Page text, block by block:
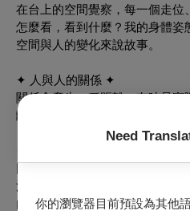
Need
你的瀏覽器目前預設為其他
在台上的空間覺察，每一個走位
怎麼看，看到什麼？我的身體姿
空間與人的變化來說故事。
✦ 人與人的關係 ✦
關係會產生一種距離，有時是
離。透過練習來探索這些好玩又
回到自我的覺察，我現在的狀態
沮喪？是開放的還是封閉的？試
內在的能量，並且能實際運用在